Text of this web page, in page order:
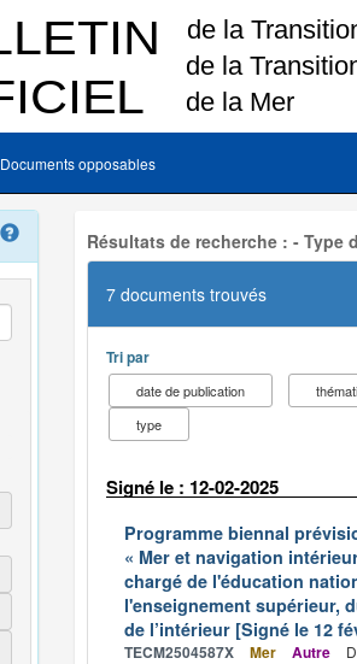
Documents opposables
Résultats de recherche : - Type
7 documents trouvés
Tri par
date de publication
type
Signé le : 12-02-2025
Programme biennal
« Mer et navigation
chargé de l'éducation
l'enseignement supérieur,
de l’intérieur [Signé le 12
TECM2504587X Mer Autre